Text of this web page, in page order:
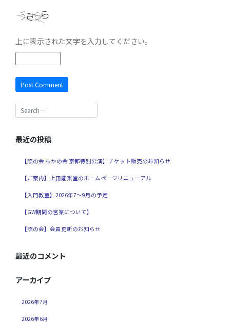
上に表示された文字を入力してください。
最近の投稿
【照の会 ちかの会 京都特別公演】チケット販売のお知らせ
【ご案内】上田能楽堂のホームページリニューアル
【入門教室】2026年7～9月の予定
【GW期間の営業について】
【照の会】会員更新のお知らせ
最近のコメント
アーカイブ
2026年7月
2026年6月